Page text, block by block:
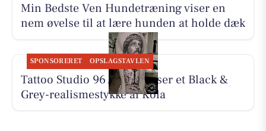
Min Bedste Ven Hundetræning viser en
nem øvelse til at lære hunden at holde dæk
SPONSORERET OPSLAGSTAVLEN
Tattoo Studio 96 Aarhus viser et Black &
Grey-realismestykke af Kola